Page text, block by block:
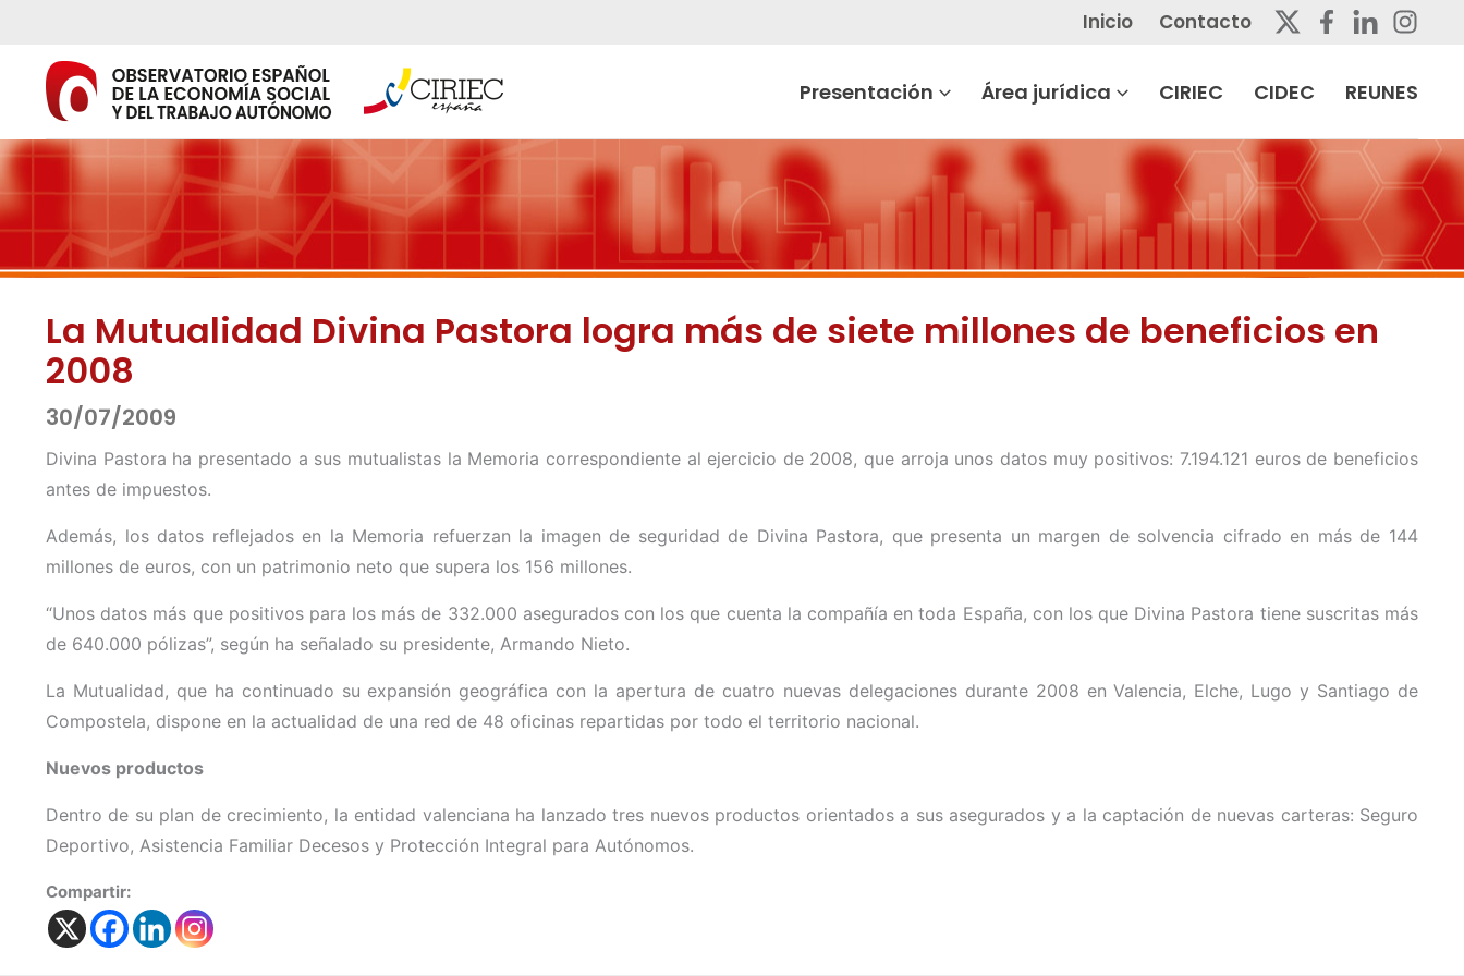
contenido
Inicio Contacto
Presentación Área jurídica CIRIEC CIDEC REUNES
La Mutualidad Divina Pastora logra más de siete millones de beneficios en
2008
30/07/2009
Divina Pastora ha presentado a sus mutualistas la Memoria correspondiente al ejercicio de 2008, que arroja unos datos muy positivos: 7.194.121 euros de beneficios
antes de impuestos.
Además, los datos reflejados en la Memoria refuerzan la imagen de seguridad de Divina Pastora, que presenta un margen de solvencia cifrado en más de 144
millones de euros, con un patrimonio neto que supera los 156 millones.
“Unos datos más que positivos para los más de 332.000 asegurados con los que cuenta la compañía en toda España, con los que Divina Pastora tiene suscritas más
de 640.000 pólizas”, según ha señalado su presidente, Armando Nieto.
La Mutualidad, que ha continuado su expansión geográfica con la apertura de cuatro nuevas delegaciones durante 2008 en Valencia, Elche, Lugo y Santiago de
Compostela, dispone en la actualidad de una red de 48 oficinas repartidas por todo el territorio nacional.
Nuevos productos
Dentro de su plan de crecimiento, la entidad valenciana ha lanzado tres nuevos productos orientados a sus asegurados y a la captación de nuevas carteras: Seguro
Deportivo, Asistencia Familiar Decesos y Protección Integral para Autónomos.
Compartir: